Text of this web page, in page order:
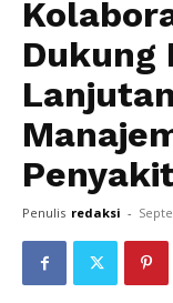
Dukung
Penulis redaksi -